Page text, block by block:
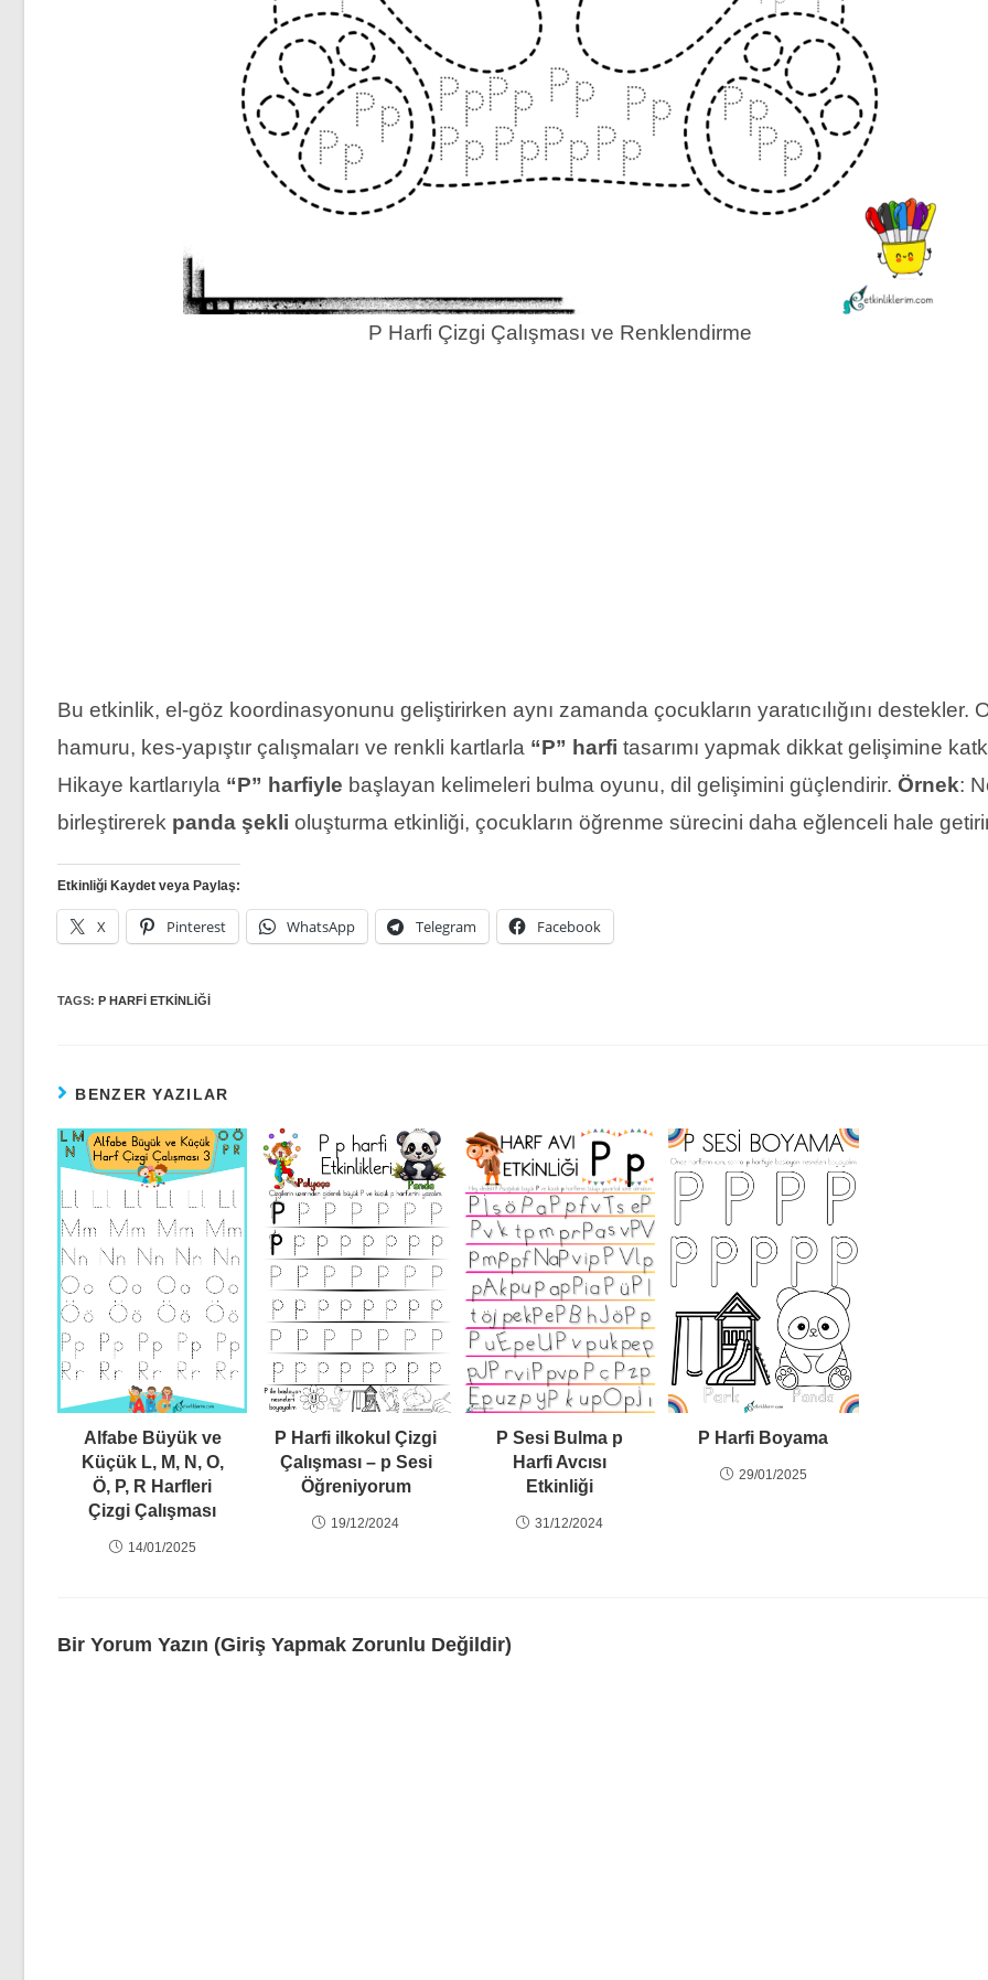
P Harfi Çizgi Çalışması ve Renklendirme
Bu etkinlik, el-göz koordinasyonunu geliştirirken aynı zamanda çocukların yaratıcılığını destekler.
hamuru, kes-yapıştır çalışmaları ve renkli kartlarla “P” harfi tasarımı yapmak dikkat gelişimine
Hikaye kartlarıyla “P” harfiyle başlayan kelimeleri bulma oyunu, dil gelişimini güçlendirir. Örnek:
birleştirerek panda şekli oluşturma etkinliği, çocukların öğrenme sürecini daha eğlenceli hale
Etkinliği Kaydet veya Paylaş:
X Pinterest WhatsApp Telegram Facebook
TAGS: P HARFI ETKINLIĞI
BENZER YAZILAR
Alfabe Büyük ve
Küçük L, M, N, O,
Ö, P, R Harfleri
Çizgi Çalışması
14/01/2025
P Harfi ilkokul Çizgi
Çalışması – p Sesi
Öğreniyorum
19/12/2024
P Sesi Bulma p
Harfi Avcısı
Etkinliği
31/12/2024
P Harfi Boyama
29/01/2025
Bir Yorum Yazın (Giriş Yapmak Zorunlu Değildir)